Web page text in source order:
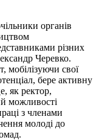
органів
різних
Черевко.
мобілізуючи свої
бере активну
як ректор,
можливості
з членами
молоді до